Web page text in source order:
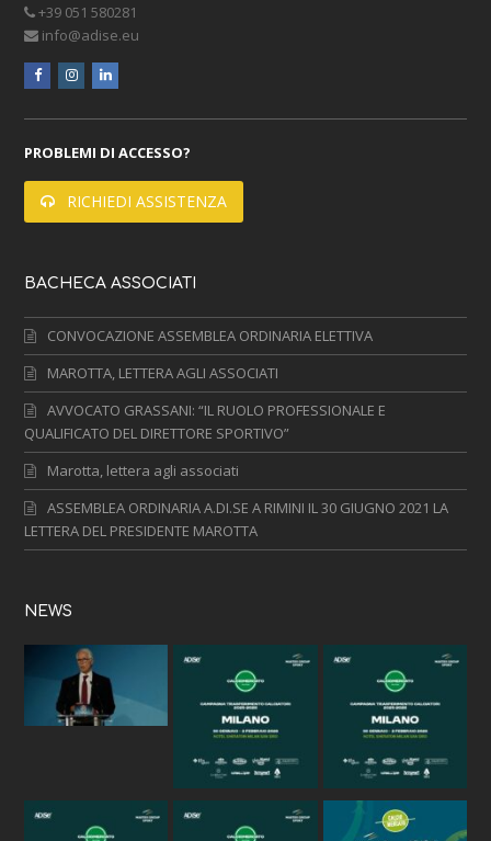
+39 051 580281
info@adise.eu
facebookinstagramlinkedin
PROBLEMI DI ACCESSO?
RICHIEDI ASSISTENZA
BACHECA ASSOCIATI
CONVOCAZIONE ASSEMBLEA ORDINARIA ELETTIVA
MAROTTA, LETTERA AGLI ASSOCIATI
AVVOCATO GRASSANI: “IL RUOLO PROFESSIONALE E
QUALIFICATO DEL DIRETTORE SPORTIVO”
Marotta, lettera agli associati
ASSEMBLEA ORDINARIA A.DI.SE A RIMINI IL 30 GIUGNO 2021 LA
LETTERA DEL PRESIDENTE MAROTTA
NEWS